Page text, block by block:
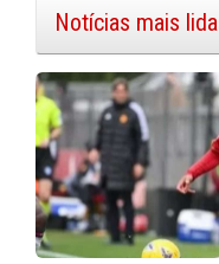
Notícias mais